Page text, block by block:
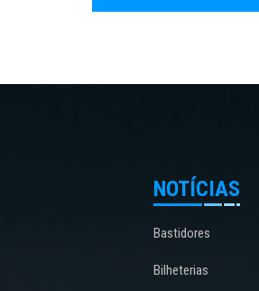
NOTÍCIAS
Bastidores
Bilheterias